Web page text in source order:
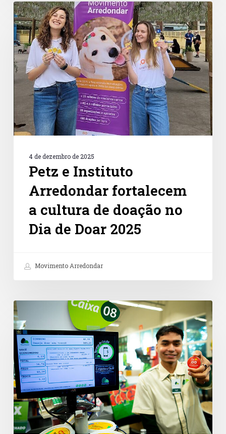
Petz
e
Instituto
Arredondar
fortalecem
a
cultura
de
doação
no
Dia
de
4 de dezembro de 2025
Petz e Instituto
Arredondar fortalecem
a cultura de doação no
Dia de Doar 2025
Movimento Arredondar
Doações
no
caixa
são
caminho
promissor
para
a
cultura
de
doação
no